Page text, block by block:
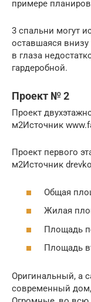
примере
3 спальни могут
оставшаяся
в глаза
гардеробной.
Проект № 2
Проект
м2Источник
Проект первого
м2Источник
Общая
Жилая
Площадь
Площадь
Оригинальный, а
современный